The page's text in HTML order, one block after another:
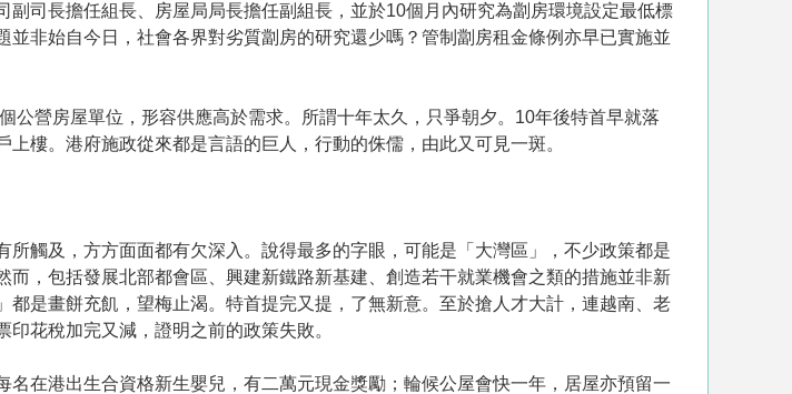
司長擔任組長、房屋局局長擔任副組長，並於10個月內研究為劏房環境設定最低標
非始自今日，社會各界對劣質劏房的研究還少嗎？管制劏房租金條例亦早已實施並
營房屋單位，形容供應高於需求。所謂十年太久，只爭朝夕。10年後特首早就落
樓。港府施政從來都是言語的巨人，行動的侏儒，由此又可見一斑。
觸及，方方面面都有欠深入。說得最多的字眼，可能是「大灣區」，不少政策都是
，包括發展北部都會區、興建新鐵路新基建、創造若干就業機會之類的措施並非新
是畫餅充飢，望梅止渴。特首提完又提，了無新意。至於搶人才大計，連越南、老
花稅加完又減，證明之前的政策失敗。
在港出生合資格新生嬰兒，有二萬元現金獎勵；輪候公屋會快一年，居屋亦預留一